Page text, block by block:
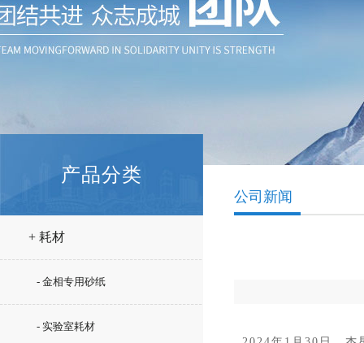
产品分类
+ 耗材
- 金相专用砂纸
- 实验室耗材
公司新闻